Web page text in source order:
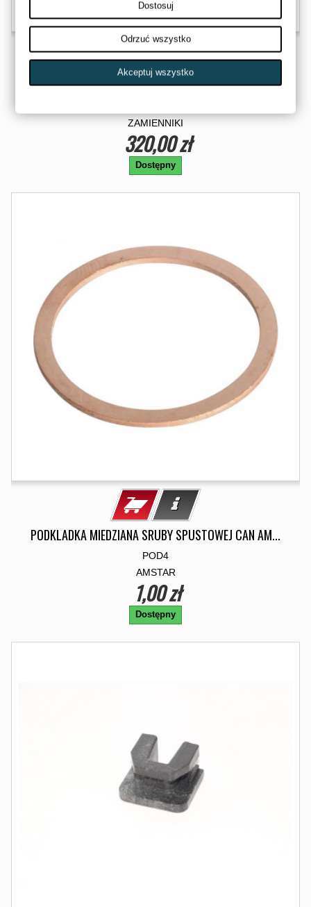
GNIAZDO WALKA TYLNEGO YAMAHA RHINO 450 660
ZAMIENNIKI
320,00 zł
Dostępny
PODKLADKA MIEDZIANA SRUBY SPUSTOWEJ CAN AM...
POD4
AMSTAR
1,00 zł
Dostępny
Dostosuj
Odrzuć wszystko
Akceptuj wszystko